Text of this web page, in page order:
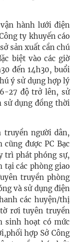
hành lưới điện
ty khuyến cáo
sản xuất cần chú
biệt vào các giờ
đến 14h30, buổi
ý sử dụng hợp lý
27 độ trở lên, sử
sử dụng đồng thời
truyền người dân,
được PC Bạc
trì phát phóng sự,
các phòng giao
truyền phòng
và sử dụng điện
các huyện/thị
rơi tuyên truyền
sinh hoạt có mức
hợp Sở Công